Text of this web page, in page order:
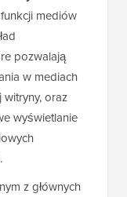
mediów
pozwalają
w mediach
oraz
wyświetlanie
z głównych